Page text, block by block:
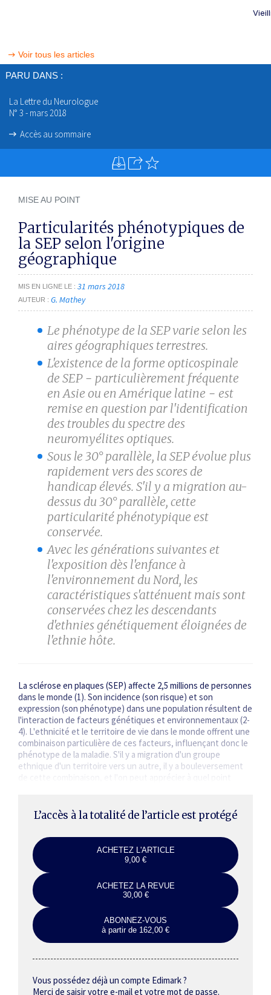
Voir tous les articles
PARU DANS :
La Lettre du Neurologue
N° 3 - mars 2018
Accès au sommaire
MISE AU POINT
Particularités phénotypiques de
la SEP selon l'origine
géographique
MIS EN LIGNE LE 31 mars 2018
AUTEUR G. Mathey
Le phénotype de la SEP varie selon les
aires géographiques terrestres.
L'existence de la forme opticospinale
de SEP − particulièrement fréquente
en Asie ou en Amérique latine − est
remise en question par l'identification
des troubles du spectre des
neuromyélites optiques.
Sous le 30° parallèle, la SEP évolue plus
rapidement vers des scores de
handicap élevés. S'il y a migration au-
dessus du 30° parallèle, cette
particularité phénotypique est
conservée.
Avec les générations suivantes et
l'exposition dès l'enfance à
l'environnement du Nord, les
caractéristiques s'atténuent mais sont
conservées chez les descendants
d'ethnies génétiquement éloignées de
l'ethnie hôte.
La sclérose en plaques (SEP) affecte 2,5 millions de personnes
dans le monde (1). Son incidence (son risque) et son
expression (son phénotype) dans une population résultent de
l'interaction de facteurs génétiques et environnementaux (2-
4). L'ethnicité et le territoire de vie dans le monde offrent une
combinaison particulière de ces facteurs, influençant donc le
phénotype de la maladie. S'il y a migration d'un groupe
ethnique d'un territoire vers un autre, il y a bouleversement
L’accès à la totalité de l’article est protégé
ACHETEZ L'ARTICLE
9,00 €
ACHETEZ LA REVUE
30,00 €
ABONNEZ-VOUS
à partir de 162,00 €
Vous possédez déjà un compte Edimark ?
Merci de saisir votre e-mail et votre mot de passe.